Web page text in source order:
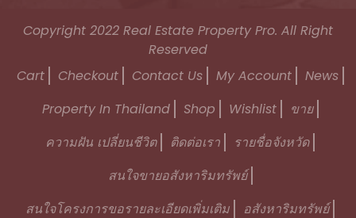
Copyright 2022 Real Estate Property Pro. All Right
Reserved
Cart
Checkout Contact Us My Account
News
Property In Thailand
Shop Wishlist
ขาย
ความฝัน เปลี่ยนชีวิต
ติดต่อเรา
รายชื่อจังหวัด
สนใจขายอสังหาริมทรัพย์
สนใจโครงการขอรายละเอียดเพิ่มเติม
อสังหาริมทรัพย์